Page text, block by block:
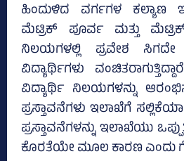
ಹಿಂದುಳಿದ ವರ್ಗಗಳ
ಮೆಟ್ರಿಕ್‌ ಪೂರ್ವ ಮತ್ತು
ನಿಲಯಗಳಲ್ಲಿ ಪ್ರವೇಶ ಸಿಗದೇ
ವಿದ್ಯಾರ್ಥಿಗಳು
ವಿದ್ಯಾರ್ಥಿ ನಿಲಯಗಳನ್ನು
ಪ್ರಸ್ತಾವನೆಗಳು ಇಲಾಖೆಗೆ
ಪ್ರಸ್ತಾವನೆಗಳನ್ನು ಇಲಾಖೆಯು
ಕೊರತೆಯೇ ಮೂಲ ಕಾರಣ ಎಂದು